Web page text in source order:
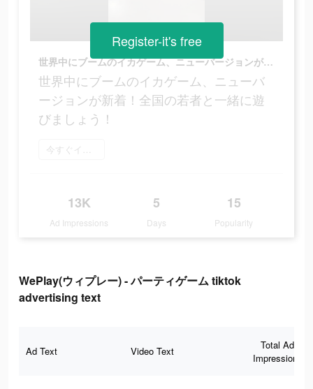
世界中にブームのイカゲーム、ニューバージョンが新着！全国の若者と一緒に遊びましょう！
世界中にブームのイカゲーム、ニューバ
ージョンが新着！全国の若者と一緒に遊
びましょう！
今すぐインストール
13K
Ad Impressions
5
Days
15
Popularity
Register-it's free
WePlay(ウィプレー) - パーティゲーム tiktok
advertising text
Ad Text Video Text
Total Ad
Impressions